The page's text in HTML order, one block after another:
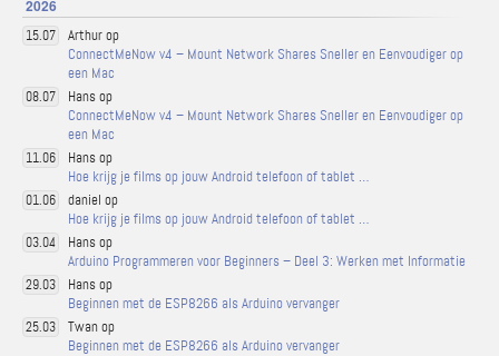
2026
15.07
Arthur op
ConnectMeNow v4 – Mount Network Shares Sneller en Eenvoudiger op
een Mac
08.07
Hans op
ConnectMeNow v4 – Mount Network Shares Sneller en Eenvoudiger op
een Mac
11.06
Hans op
Hoe krijg je films op jouw Android telefoon of tablet …
01.06
daniel op
Hoe krijg je films op jouw Android telefoon of tablet …
03.04
Hans op
Arduino Programmeren voor Beginners – Deel 3: Werken met Informatie
29.03
Hans op
Beginnen met de ESP8266 als Arduino vervanger
25.03
Twan op
Beginnen met de ESP8266 als Arduino vervanger